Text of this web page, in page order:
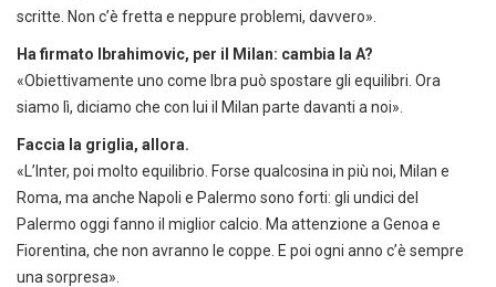
scritte. Non c’è fretta e neppure problemi, davvero».
Ha firmato Ibrahimovic, per il Milan: cambia la A?
«Obiettivamente uno come Ibra può spostare gli equilibri. Ora
siamo lì, diciamo che con lui il Milan parte davanti a noi».
Faccia la griglia, allora.
«L’Inter, poi molto equilibrio. Forse qualcosina in più noi, Milan e
Roma, ma anche Napoli e Palermo sono forti: gli undici del
Palermo oggi fanno il miglior calcio. Ma attenzione a Genoa e
Fiorentina, che non avranno le coppe. E poi ogni anno c’è sempre
una sorpresa».